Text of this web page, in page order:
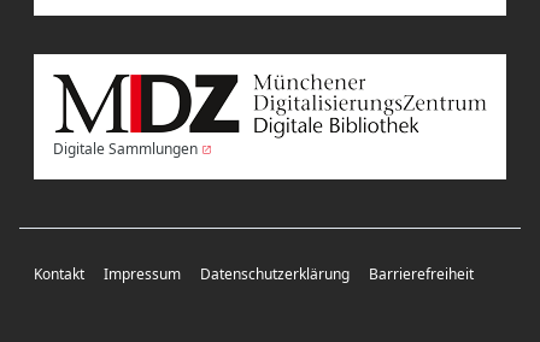
Digitale Sammlungen
Kontakt Impressum Datenschutzerklärung Barrierefreiheit